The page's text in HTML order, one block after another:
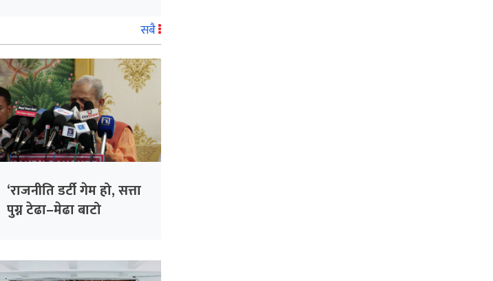
सबै
‘राजनीति डर्टी गेम हो, सत्ता
पुग्न टेढा–मेढा बाटो